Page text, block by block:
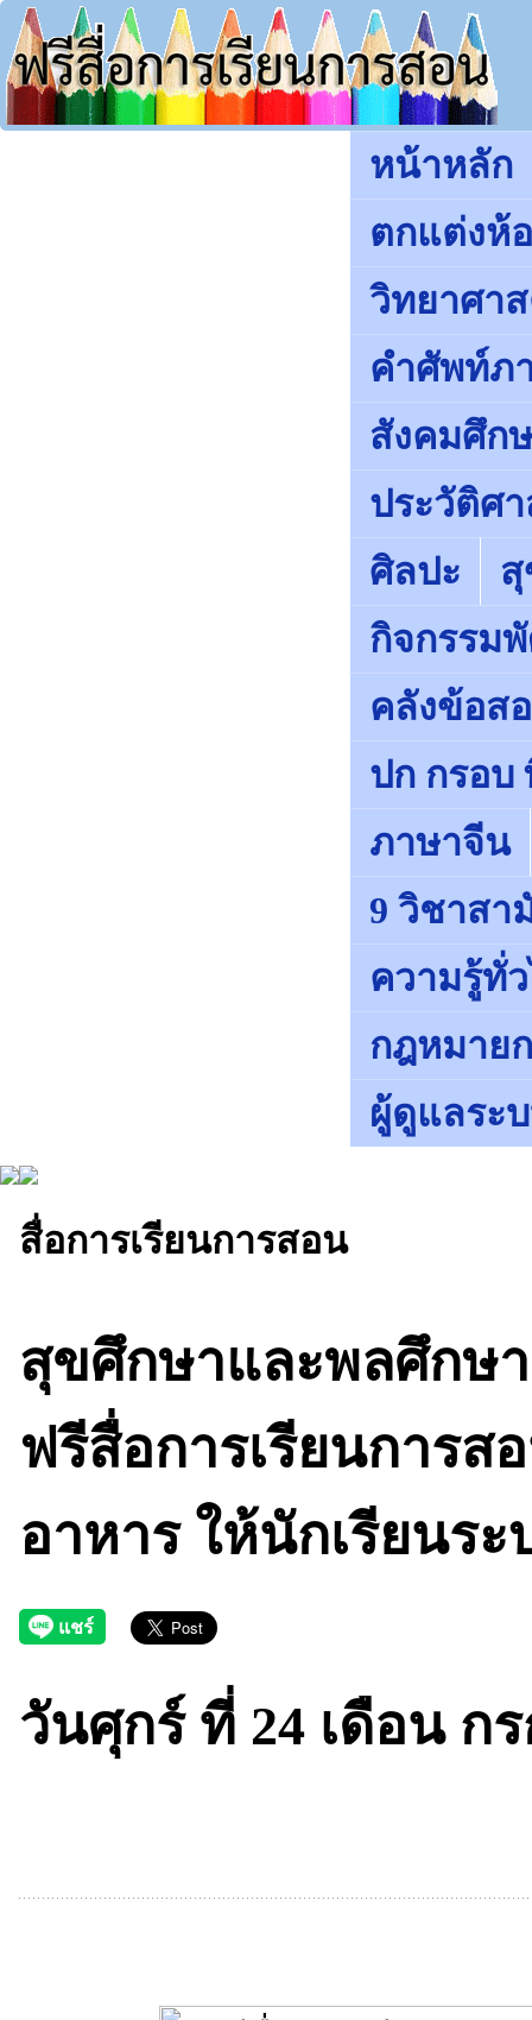
หน้าหลัก
ตกแต่งห้
วิทยาศา
คำศัพท์ภ
สังคมศึก
ประวัติศ
ศิลปะ
กิจกรรม
คลังข้อส
ปก กรอบ
ภาษาจีน
9 วิชาสา
ความรู้ทั่
กฎหมาย
ผู้ดูแลระ
สื่อการเรียนการสอน
สุขศึกษาและพลศึกษา
ฟรีสื่อการเรียนการส
อาหาร ให้นักเรียนร
วันศุกร์ ที่ 24 เดือน ก